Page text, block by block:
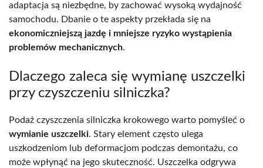
adaptacja są niezbędne, by zachować wysoką wydajność
samochodu. Dbanie o te aspekty przekłada się na
ekonomiczniejszą jazdę i mniejsze ryzyko wystąpienia
problemów mechanicznych.
Dlaczego zaleca się wymianę uszczelki
przy czyszczeniu silniczka?
Podaż czyszczenia silniczka krokowego warto pomyśleć o
wymianie uszczelki. Stary element często ulega
uszkodzeniom lub deformacjom podczas demontażu, co
może wpłynąć na jego skuteczność. Uszczelka odgrywa